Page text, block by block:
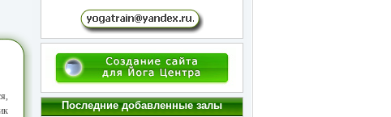
Последние добавленные залы